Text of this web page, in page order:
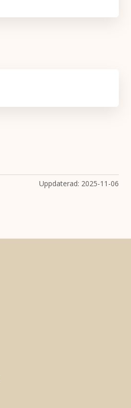
Uppdaterad: 2025-11-06